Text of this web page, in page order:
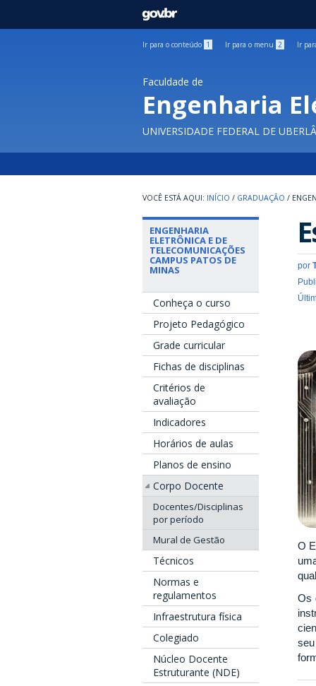
GOVBR
Ir para o conteúdo 1 Ir para o menu 2 Ir
Faculdade de
Engenharia
UNIVERSIDADE FEDERAL DE
INÍCIO / GRADUAÇÃO /
ENGENHARIA
ELETRÔNICA E DE
TELECOMUNICAÇÕES
CAMPUS PATOS DE
MINAS
Conheça o curso
Projeto Pedagógico
Grade curricular
Fichas de disciplinas
Critérios de
avaliação
Indicadores
Horários de aulas
Planos de ensino
Corpo Docente
Docentes/Disciplinas
por período
Mural de Gestão
Técnicos
Normas e
regulamentos
Infraestrutura física
Colegiado
Núcleo Docente
Estruturante (NDE)
por
O
Os